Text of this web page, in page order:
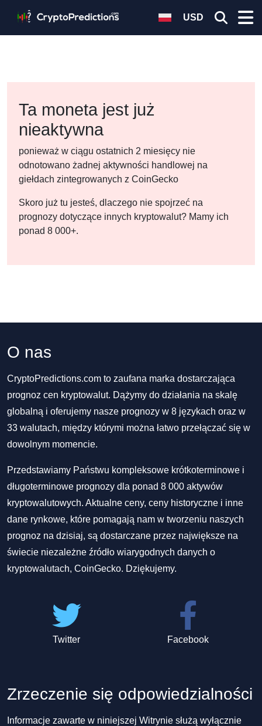
USD
Ta moneta jest już
nieaktywna
ponieważ w ciągu ostatnich 2 miesięcy nie
odnotowano żadnej aktywności handlowej na
giełdach zintegrowanych z CoinGecko
Skoro już tu jesteś, dlaczego nie spojrzeć na
prognozy dotyczące innych kryptowalut? Mamy ich
ponad 8 000+.
O nas
CryptoPredictions.com to zaufana marka dostarczająca
prognoz cen kryptowalut. Dążymy do działania na skalę
globalną i oferujemy nasze prognozy w 8 językach oraz w
33 walutach, między którymi można łatwo przełączać się w
dowolnym momencie.
Przedstawiamy Państwu kompleksowe krótkoterminowe i
długoterminowe prognozy dla ponad 8 000 aktywów
kryptowalutowych. Aktualne ceny, ceny historyczne i inne
dane rynkowe, które pomagają nam w tworzeniu naszych
prognoz na dzisiaj, są dostarczane przez największe na
świecie niezależne źródło wiarygodnych danych o
kryptowalutach, CoinGecko. Dziękujemy.
Twitter Facebook
Zrzeczenie się odpowiedzialności
Informacje zawarte w niniejszej Witrynie służą wyłącznie